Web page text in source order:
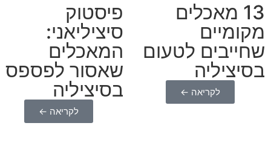
13 מאכלים
מקומיים
שחייבים לטעום
בסיציליה
לקריאה ←
פיסטוק
סיציליאני:
המאכלים
שאסור לפספס
בסיציליה
לקריאה ←